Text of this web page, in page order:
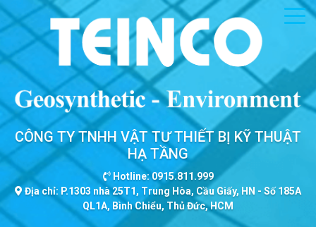
CÔNG TY TNHH VẬT TƯ THIẾT BỊ KỸ THUẬT
HẠ TẦNG
Hotline: 0915.811.999
Địa chỉ: P.1303 nhà 25T1, Trung Hòa, Cầu Giấy, HN - Số 185A
QL1A, Bình Chiểu, Thủ Đức, HCM